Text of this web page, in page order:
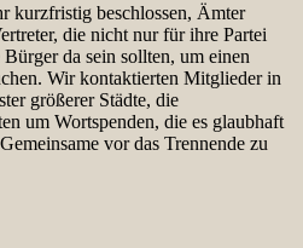
kurzfristig beschlossen, Ämter
die nicht nur für ihre Partei
da sein sollten, um einen
Wir kontaktierten Mitglieder in
größerer Städte, die
um Wortspenden, die es glaubhaft
vor das Trennende zu